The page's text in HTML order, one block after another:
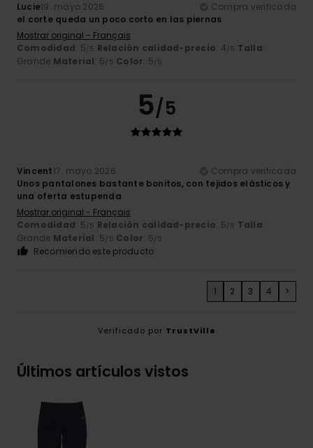
Lucie19. mayo 2026
Compra verificada
el corte queda un poco corto en las piernas
Mostrar original - Français
Comodidad: 5/5 Relación calidad-precio: 4/5 Talla:
Grande Material: 5/5 Color: 5/5
5/5
Vincent17. mayo 2026
Compra verificada
Unos pantalones bastante bonitos, con tejidos elásticos y
una oferta estupenda
Mostrar original - Français
Comodidad: 5/5 Relación calidad-precio: 5/5 Talla:
Grande Material: 5/5 Color: 5/5
Recomiendo este producto
1 2 3 4 >
Verificado por TrustVille
Últimos artículos vistos